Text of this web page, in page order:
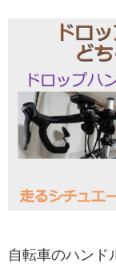
自転車のハンド